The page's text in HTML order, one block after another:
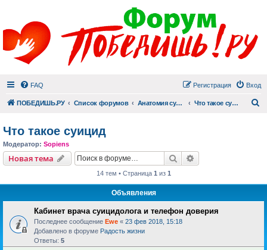
FAQ Вход
Регистрация
ПОБЕДИШЬ.РУ Список форумов Анатомия суицида Что такое суицид
Что такое суицид
Модератор: Sopiens
Новая тема Поиск
14 тем • Страница 1 из 1
Объявления
Кабинет врача суицидолога и телефон доверия
Последнее сообщение Ewe « 23 фев 2018, 15:18
Добавлено в форуме Радость жизни
Ответы: 5